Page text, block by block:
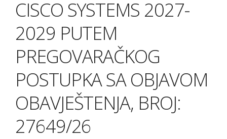
CISCO SYSTEMS 2027-
2029 PUTEM
PREGOVARAČKOG
POSTUPKA SA OBJAVOM
OBAVJEŠTENJA, BROJ:
27649/26